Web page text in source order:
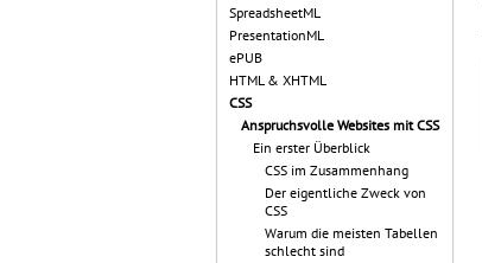
SpreadsheetML
PresentationML
ePUB
HTML & XHTML
CSS
Anspruchsvolle Websites mit CSS
Ein erster Überblick
CSS im Zusammenhang
Der eigentliche Zweck von
CSS
Warum die meisten Tabellen
schlecht sind